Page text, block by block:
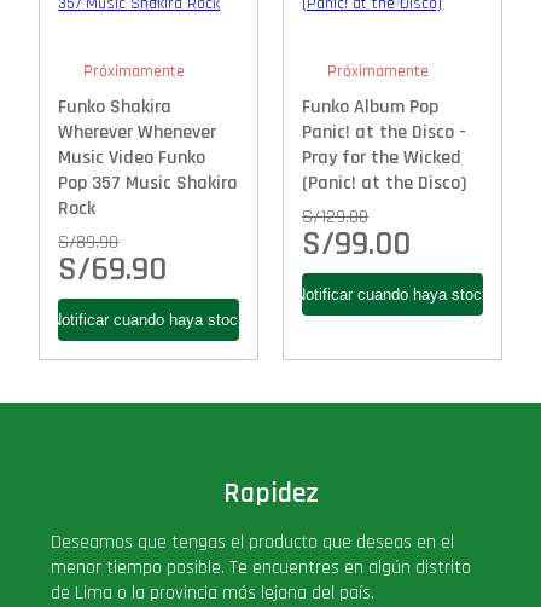
Próximamente
Funko Shakira
Wherever Whenever
Music Video Funko
Pop 357 Music Shakira
Rock
S/89.90
S/69.90
Próximamente
Funko Album Pop
Panic! at the Disco -
Pray for the Wicked
(Panic! at the Disco)
S/129.00
S/99.00
Rapidez
Deseamos que tengas el producto que deseas en el
menor tiempo posible. Te encuentres en algún distrito
de Lima o la provincia más lejana del país.